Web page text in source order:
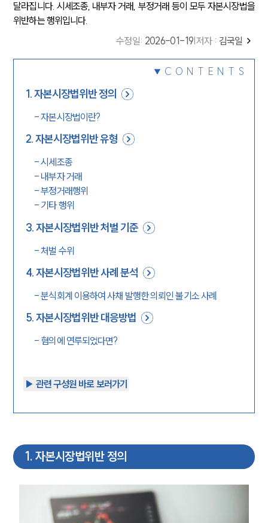
달라집니다. 시세조종, 내부자 거래, 부정거래 등이 모두 자본시장법을
위반하는 행위입니다.
수정일: 2026-01-19 저자 : 김국일
CONTENTS
1.자본시장법위반 정의
-자본시장법이란?
2.자본시장법위반 유형
-시세조종
- 내부자 거래
-부정거래행위
- 기타 행위
3.자본시장법위반 처벌 기준
-처벌 수위
4.자본시장법위반 사례 분석
-분식회계 이용하여 사채 발행한 의뢰인 불기소 사례
5.자본시장법위반 대응방법
- 혐의에 연루되었다면?
▶︎ 관련 구성원 바로 보러가기
1 . 자본시장법위반 정의